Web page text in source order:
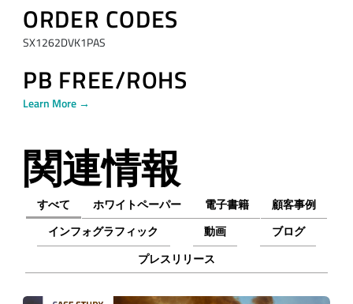
ORDER CODES
SX1262DVK1PAS
PB FREE/ROHS
Learn More →
関連情報
すべて ホワイトペーパー 電子書籍
顧客事例
インフォグラフィック
動画
ブログ
プレスリリース